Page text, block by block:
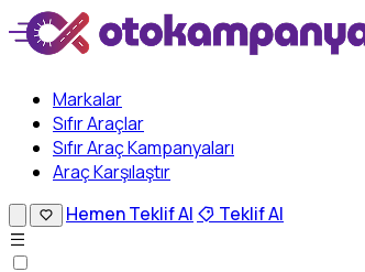
Markalar
Sıfır Araçlar
Sıfır Araç Kampanyaları
Araç Karşılaştır
Hemen Teklif Al
Teklif Al